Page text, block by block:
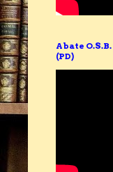
Abate
(PD)